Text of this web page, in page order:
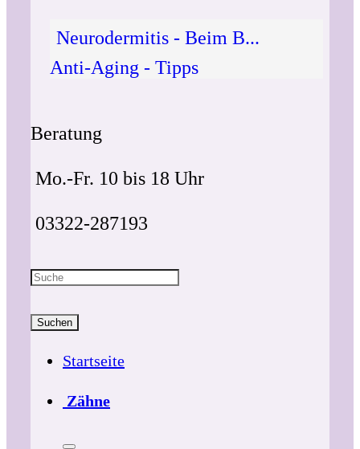
Neurodermitis - Beim B...
Anti-Aging - Tipps
Beratung
Mo.-Fr. 10 bis 18 Uhr
03322-287193
Suchen
Startseite
Zähne